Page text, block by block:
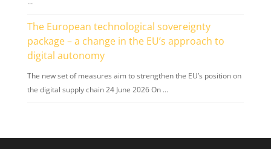
The European technological sovereignty
package – a change in the EU’s approach to
digital autonomy
The new set of measures aim to strengthen the EU’s position on
the digital supply chain 24 June 2026 On …